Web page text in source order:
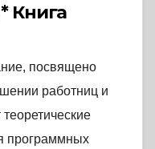
Книга
посвящено
работниц и
программных